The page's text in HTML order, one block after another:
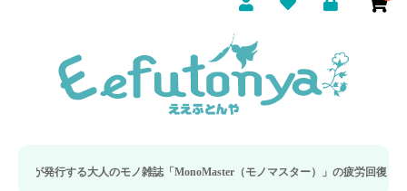
ノ雑誌「MonoMaster（モノマスター）」の疲労回復・睡眠の向上特集に当社